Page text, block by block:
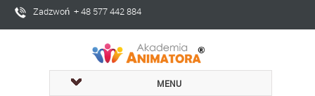
Zadzwoń + 48 577 442 884
MENU